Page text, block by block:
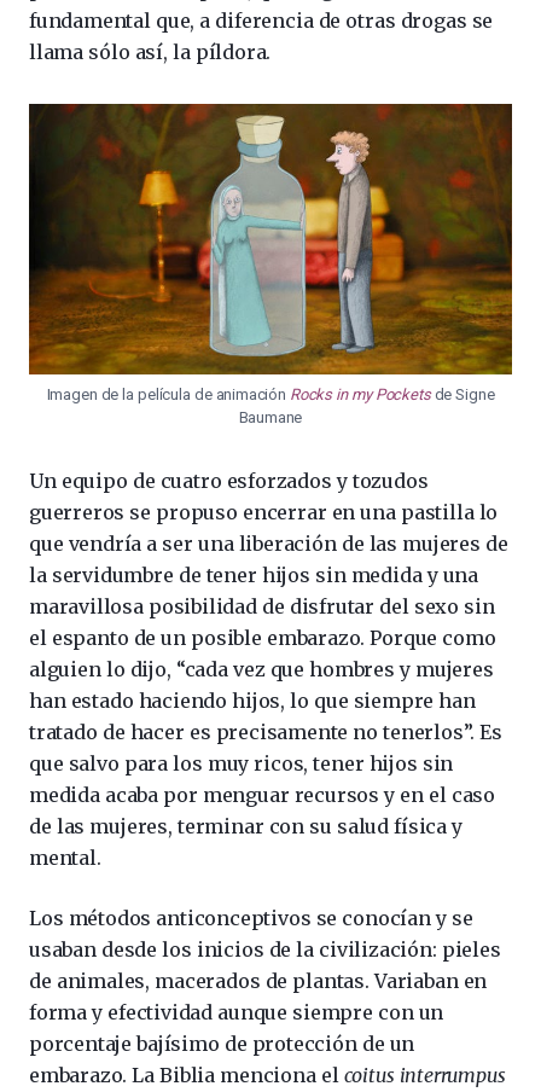
fundamental que, a diferencia de otras drogas se
llama sólo así, la píldora.
Imagen de la película de animación Rocks in my Pocketsde Signe
Baumane
Un equipo de cuatro esforzados y tozudos
guerreros se propuso encerrar en una pastilla lo
que vendría a ser una liberación de las mujeres de
la servidumbre de tener hijos sin medida y una
maravillosa posibilidad de disfrutar del sexo sin
el espanto de un posible embarazo. Porque como
alguien lo dijo, “cada vez que hombres y mujeres
han estado haciendo hijos, lo que siempre han
tratado de hacer es precisamente no tenerlos”. Es
que salvo para los muy ricos, tener hijos sin
medida acaba por menguar recursos y en el caso
de las mujeres, terminar con su salud física y
mental.
Los métodos anticonceptivos se conocían y se
usaban desde los inicios de la civilización: pieles
de animales, macerados de plantas. Variaban en
forma y efectividad aunque siempre con un
porcentaje bajísimo de protección de un
embarazo. La Biblia menciona el coitus interrumpus